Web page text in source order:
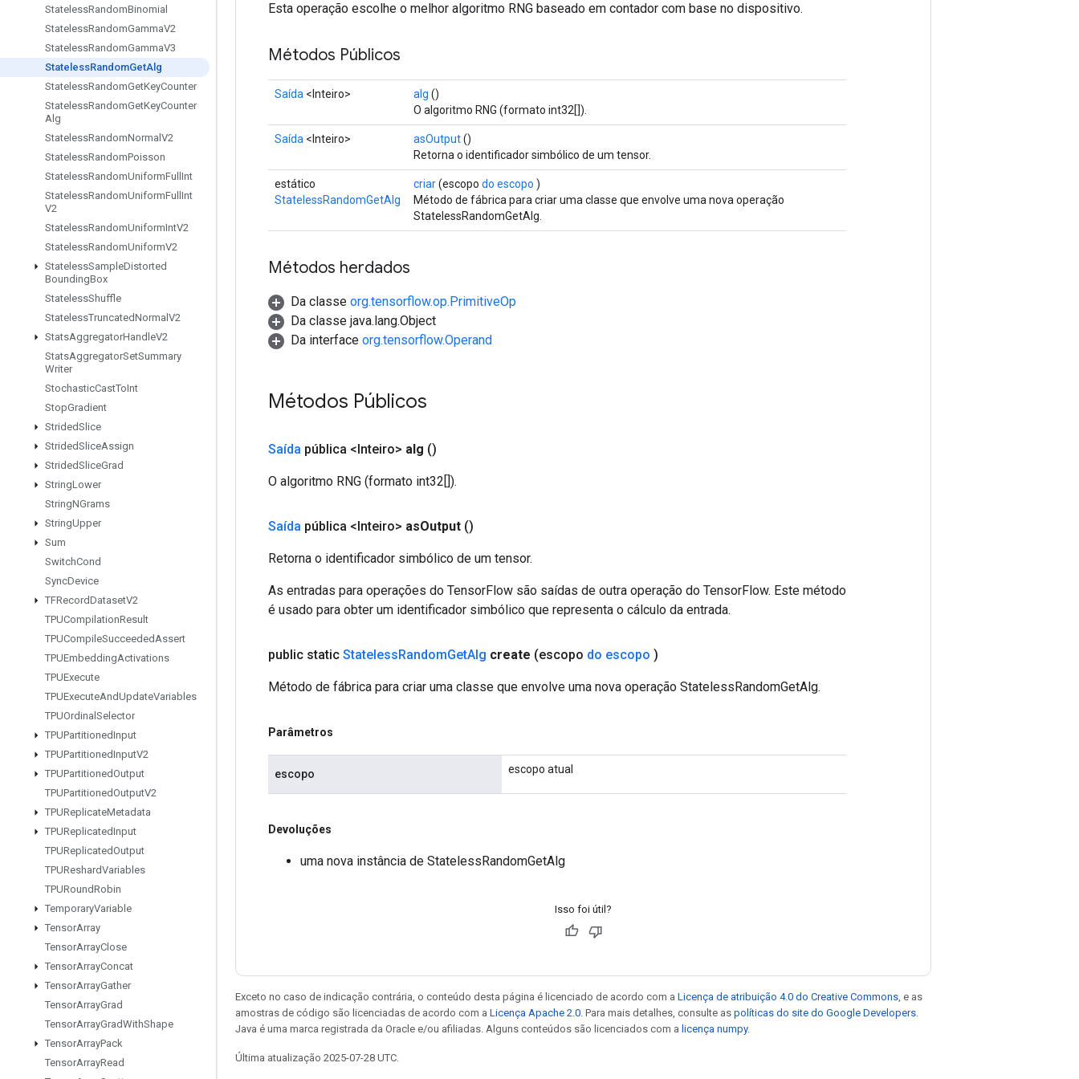
StatelessRandomBinomial
StatelessRandomGammaV2
StatelessRandomGammaV3
StatelessRandomGetAlg
StatelessRandomGetKeyCounter
StatelessRandomGetKeyCounter
Alg
StatelessRandomNormal V2
StatelessRandomPoisson
StatelessRandomUniformFull Int
StatelessRandomUniformFull Int
V2
StatelessRandomUniformIntV2
StatelessRandomUniformV2
StatelessSampleDistorted
BoundingBox
StatelessShuffle
StatelessTruncatedNormal V2
StatsAggregatorHandleV2
StatsAggregatorSetSummary
Writer
StochasticCastToInt
StopGradient
StridedSlice
StridedSliceAssign
StridedSliceGrad
StringLower
StringNGrams
StringUpper
Sum
SwitchCond
SyncDevice
TFRecordDatasetV2
TPUCompilationResult
TPUCompileSucceededAssert
TPUEmbeddingActivations
TPUExecute
TPUExecuteAndUpdateVariables
TPUOrdinal Selector
TPUPartitionedInput
TPUPartitionedInputV2
TPUPartitionedOutput
TPUPartitionedOutputV2
TPUReplicateMetadata
TPUReplicatedInput
TPUReplicatedOutput
TPUReshardVariables
TPURoundRobin
TemporaryVariable
TensorArray
TensorArrayClose
TensorArrayConcat
TensorArrayGather
TensorArrayGrad
TensorArrayGradWithShape
TensorArrayPack
TensorArrayRead
Esta operação escolhe o melhor algoritmo RNG baseado em contador com base no dispositivo.
Métodos Públicos
Saída <Inteiro> alg ()
O algoritmo RNG (formato int32[]).
Saída <Inteiro> asOutput()
Retorna o identificador simbólico de um tensor.
estático
StatelessRandomGetAlg
criar(escopo do escopo )
Método de fábrica para criar uma classe que envolve uma nova operação
StatelessRandomGetAlg.
Métodos herdados
Da classe org.tensorflow.op.PrimitiveOp
Da classe java.lang.Object
Da interface org.tensorflow.Operand
Métodos Públicos
Saída pública <Inteiro> alg ()
O algoritmo RNG (formato int32[]).
Saída pública <Inteiro> asOutput ()
Retorna o identificador simbólico de um tensor.
As entradas para operações do TensorFlow são saídas de outra operação do TensorFlow. Este método
é usado para obter um identificador simbólico que representa o cálculo da entrada.
public static StatelessRandomGetAlg create (escopo do escopo )
Método de fábrica para criar uma classe que envolve uma nova operação StatelessRandomGetAlg.
Parâmetros
escopo escopo atual
Devoluções
uma nova instância de StatelessRandomGetAlg
Isso foi útil?
Exceto no caso de indicação contrária, o conteúdo desta página é licenciado de acordo com a Licença de atribuição 4.0 do Creative Commons , e as
amostras de código são licenciadas de acordo com a Licença Apache 2.0 . Para mais detalhes, consulte as políticas do site do Google Developers
Java é uma marca registrada da Oracle e/ou afiliadas. Alguns conteúdos são licenciados com a licença numpy.
Última atualização 2025-07-28 UTC.